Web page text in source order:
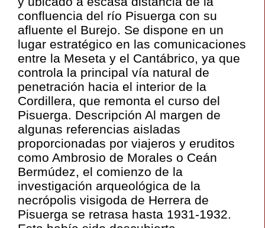
confluencia del río Pisuerga con su
afluente el Burejo. Se dispone en un
lugar estratégico en las comunicaciones
entre la Meseta y el Cantábrico, ya que
controla la principal vía natural de
penetración hacia el interior de la
Cordillera, que remonta el curso del
Pisuerga. Descripción Al margen de
algunas referencias aisladas
proporcionadas por viajeros y eruditos
como Ambrosio de Morales o Ceán
Bermúdez, el comienzo de la
investigación arqueológica de la
necrópolis visigoda de Herrera de
Pisuerga se retrasa hasta 1931-1932.